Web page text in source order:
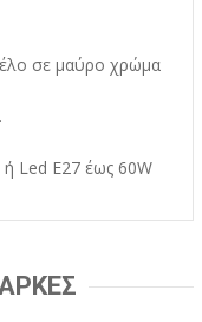
σε μαύρο χρώμα
ή Led E27 έως 60W